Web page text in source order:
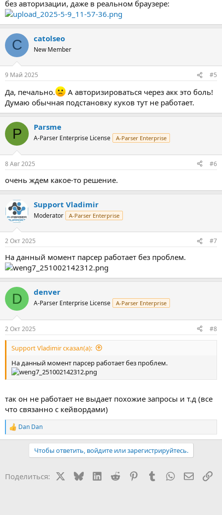
без авторизации, даже в реальном браузере:
C catolseo
New Member
9 Май 2025 #5
Да, печально.
А авторизироваться через акк это боль!
Думаю обычная подстановку куков тут не работает.
P Parsme
A-Parser Enterprise License A-Parser Enterprise
8 Авг 2025 #6
очень ждем какое-то решение.
Support Vladimir
Moderator A-Parser Enterprise
2 Окт 2025 #7
На данный момент парсер работает без проблем.
D denver
A-Parser Enterprise License A-Parser Enterprise
2 Окт 2025 #8
Support Vladimir сказал(а):
На данный момент парсер работает без проблем.
так он не работает не выдает похожие запросы и т.д (все
что связанно с кейвордами)
Р
е
и
Dan Dan
Чтобы ответить, войдите или зарегистрируйтесь.
Поделиться: BlueskyLinkedIn
Reddit PinterestTumblr WhatsApp